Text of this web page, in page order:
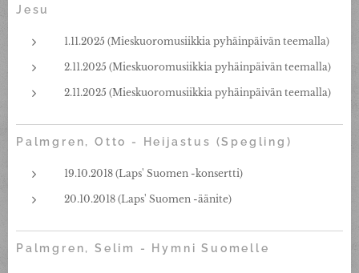
Jesu
1.11.2025 (Mieskuoromusiikkia pyhäinpäivän teemalla)
2.11.2025 (Mieskuoromusiikkia pyhäinpäivän teemalla)
2.11.2025 (Mieskuoromusiikkia pyhäinpäivän teemalla)
Palmgren, Otto - Heijastus (Spegling)
19.10.2018 (Laps' Suomen -konsertti)
20.10.2018 (Laps' Suomen -äänite)
Palmgren, Selim - Hymni Suomelle